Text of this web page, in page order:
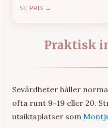
SE PRIS →
Praktisk
Sevärdheter håller
ofta runt 9-19 eller 20.
utsiktsplatser som